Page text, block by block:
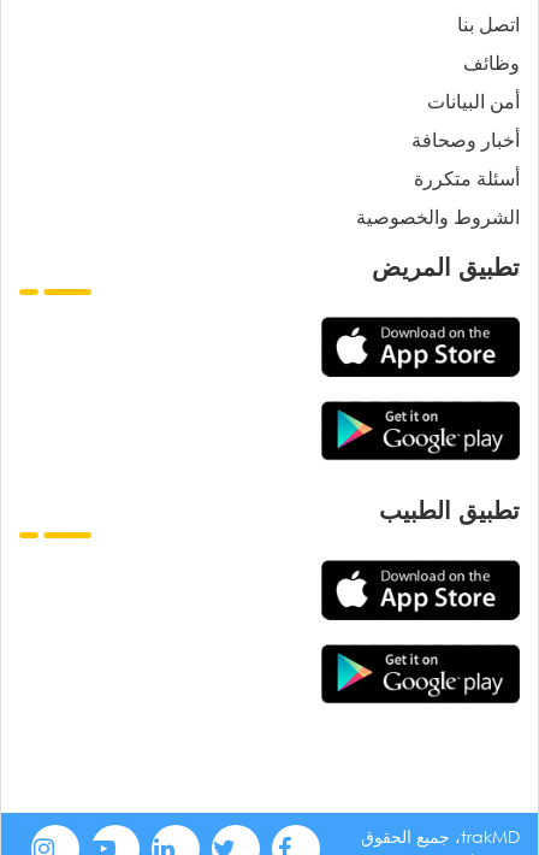
اتصل بنا
وظائف
أمن البيانات
أخبار وصحافة
أسئلة متكررة
الشروط والخصوصية
تطبيق المريض
تطبيق الطبيب
trakMD، جميع الحقوق